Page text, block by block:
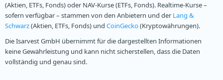
(Aktien, ETFs, Fonds) oder NAV-Kurse (ETFs, Fonds). Realtime-Kurse –
sofern verfügbar – stammen von den Anbietern und der Lang &
Schwarz(Aktien, ETFs, Fonds) und CoinGecko(Kryptowährungen).
Die Isarvest GmbH übernimmt für die dargestellten Informationen
keine Gewährleistung und kann nicht sicherstellen, dass die Daten
vollständig und genau sind.